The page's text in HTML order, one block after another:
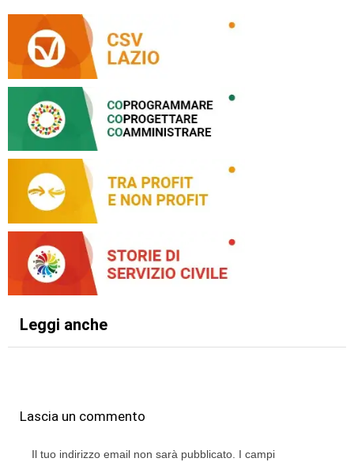
Leggi anche
Lascia un commento
Il tuo indirizzo email non sarà pubblicato. I campi